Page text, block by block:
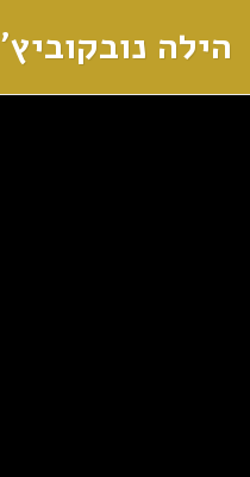
הילה נובקוביץ'